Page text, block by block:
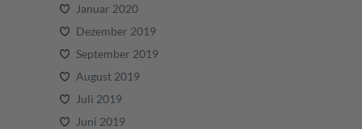
Januar 2020
Dezember 2019
September 2019
August 2019
Juli 2019
Juni 2019